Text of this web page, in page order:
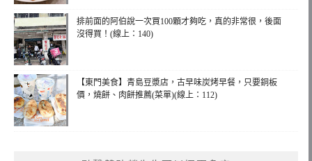
排前面的阿伯說一次買100顆才夠吃，真的非常很，後面
沒得買！(線上：140)
【東門美食】青島豆漿店，古早味炭烤早餐，只要銅板
價，燒餅、肉餅推薦(菜單)(線上：112)